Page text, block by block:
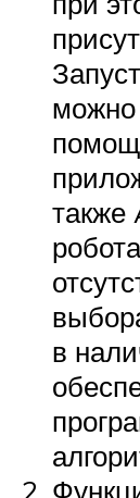
можно
также
в